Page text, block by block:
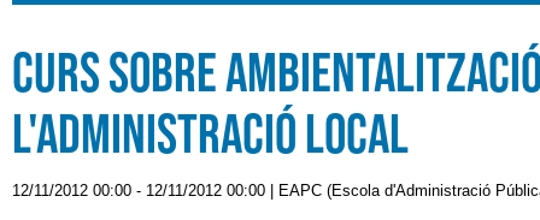
Curs sobre
l'Administració Local
12/11/2012 00:00 - 12/11/2012 00:00 EAPC (Escola d'Administració